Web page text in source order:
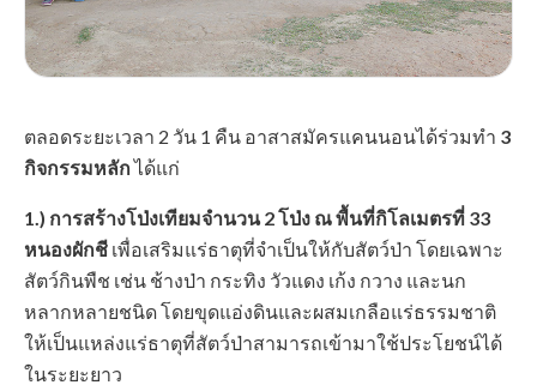
ตลอดระยะเวลา 2 วัน 1 คืน อาสาสมัครแคนนอนได้ร่วมทำ 3
กิจกรรมหลักได้แก่
1.) การสร้างโป่งเทียมจำนวน 2 โป่ง ณ พื้นที่กิโลเมตรที่ 33
หนองผักชี เพื่อเสริมแร่ธาตุที่จำเป็นให้กับสัตว์ป่า โดยเฉพาะ
สัตว์กินพืช เช่น ช้างป่า กระทิง วัวแดง เก้ง กวาง และนก
หลากหลายชนิด โดยขุดแอ่งดินและผสมเกลือแร่ธรรมชาติ
ให้เป็นแหล่งแร่ธาตุที่สัตว์ป่าสามารถเข้ามาใช้ประโยชน์ได้
ในระยะยาว